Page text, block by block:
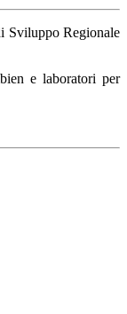
Sviluppo Regionale
e laboratori per